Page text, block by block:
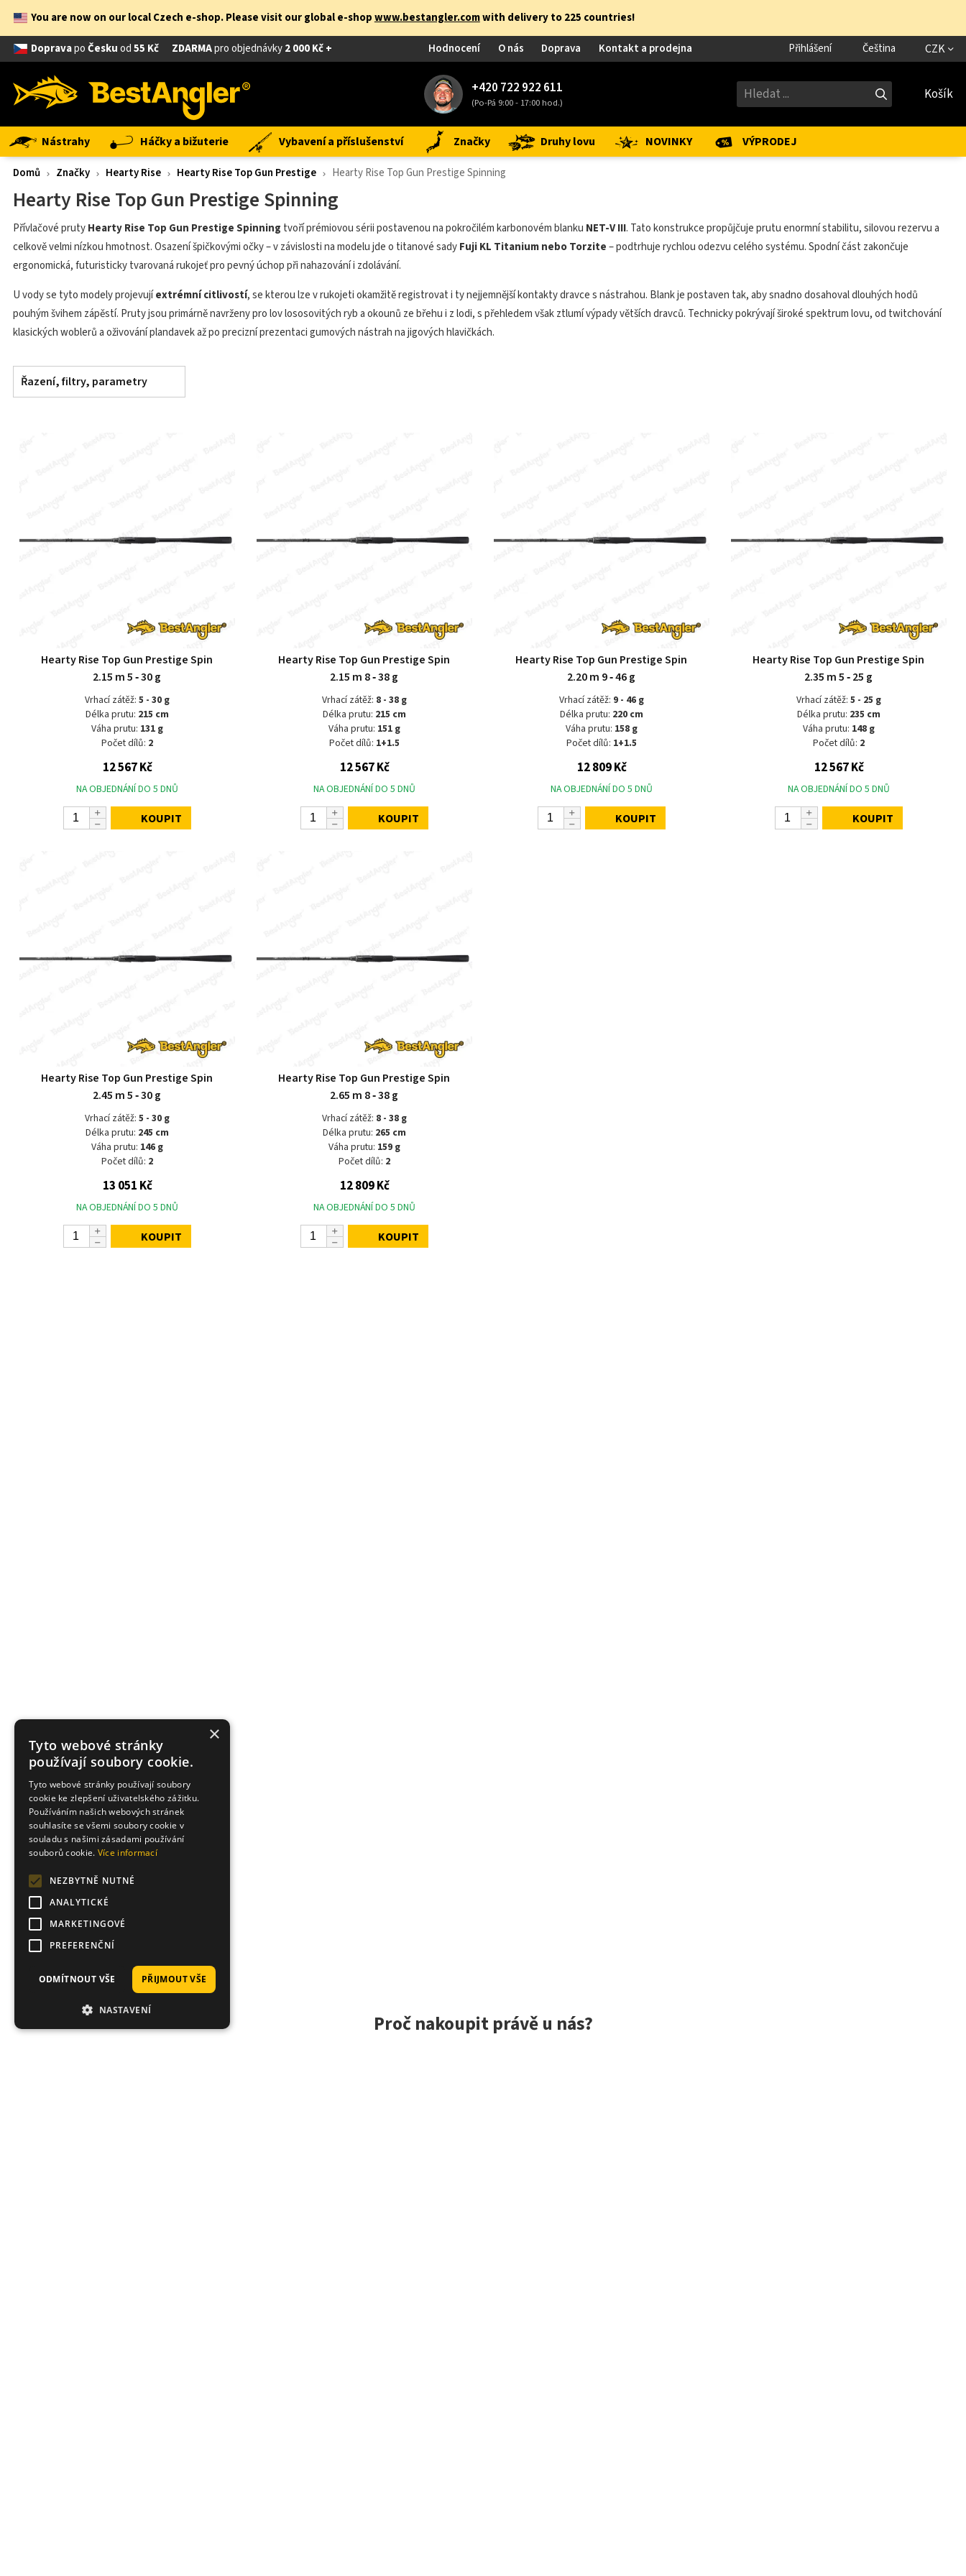
You are now on our local Czech e-shop. Please visit our global e-shopwww.bestangler.comwith delivery to 225 countries!
DopravapoČeskuod55 Kč ZDARMApro objednávky2 000 Kč + Hodnocení O nás Doprava Kontakt a prodejna Přihlášení Čeština CZK
+420 722 922 611
(Po-Pá 9:00 - 17:00 hod.) Košík
Nástrahy Háčky a bižuterie Vybavení a příslušenství Značky Druhy lovu NOVINKY VÝPRODEJ
Domů Značky Hearty Rise Hearty Rise Top Gun Prestige Hearty Rise Top Gun Prestige Spinning
Hearty Rise Top Gun Prestige Spinning
Přívlačové prutyHearty Rise Top Gun Prestige Spinning tvoří prémiovou sérii postavenou na pokročilém karbonovém blanku NET-V III. Tato konstrukce propůjčuje prutu enormní stabilitu, silovou rezervu a
celkově velmi nízkou hmotnost. Osazení špičkovými očky – v závislosti na modelu jde o titanové sadyFuji KL Titanium nebo Torzite– podtrhuje rychlou odezvu celého systému. Spodní část zakončuje
ergonomická, futuristicky tvarovaná rukojeť pro pevný úchop při nahazování i zdolávání.
U vody se tyto modely projevujíextrémní citlivostí, se kterou lze v rukojeti okamžitě registrovat i ty nejjemnější kontakty dravce s nástrahou. Blank je postaven tak, aby snadno dosahoval dlouhých hodů
pouhým švihem zápěstí. Pruty jsou primárně navrženy pro lov lososovitých ryb a okounů ze břehu i z lodi, s přehledem však ztlumí výpady větších dravců. Technicky pokrývají široké spektrum lovu, od twitchování
klasických woblerů a oživování plandavek až po precizní prezentaci gumových nástrah na jigových hlavičkách.
Řazení, filtry, parametry
Hearty Rise Top Gun Prestige Spin
2.15 m 5 ‑ 30 g
Vrhací zátěž: 5 - 30 g
Délka prutu: 215 cm
Váha prutu: 131 g
Počet dílů: 2
12 567 Kč
NA OBJEDNÁNÍ DO 5 DNŮ
KOUPIT
Hearty Rise Top Gun Prestige Spin
2.15 m 8 ‑ 38 g
Vrhací zátěž: 8 - 38 g
Délka prutu: 215 cm
Váha prutu: 151 g
Počet dílů: 1+1.5
12 567 Kč
NA OBJEDNÁNÍ DO 5 DNŮ
KOUPIT
Hearty Rise Top Gun Prestige Spin
2.20 m 9 ‑ 46 g
Vrhací zátěž: 9 - 46 g
Délka prutu: 220 cm
Váha prutu: 158 g
Počet dílů: 1+1.5
12 809 Kč
NA OBJEDNÁNÍ DO 5 DNŮ
KOUPIT
Hearty Rise Top Gun Prestige Spin
2.35 m 5 ‑ 25 g
Vrhací zátěž: 5 - 25 g
Délka prutu: 235 cm
Váha prutu: 148 g
Počet dílů: 2
12 567 Kč
NA OBJEDNÁNÍ DO 5 DNŮ
KOUPIT
Hearty Rise Top Gun Prestige Spin
2.45 m 5 ‑ 30 g
Vrhací zátěž: 5 - 30 g
Délka prutu: 245 cm
Váha prutu: 146 g
Počet dílů: 2
13 051 Kč
NA OBJEDNÁNÍ DO 5 DNŮ
KOUPIT
Hearty Rise Top Gun Prestige Spin
2.65 m 8 ‑ 38 g
Vrhací zátěž: 8 - 38 g
Délka prutu: 265 cm
Váha prutu: 159 g
Počet dílů: 2
12 809 Kč
NA OBJEDNÁNÍ DO 5 DNŮ
KOUPIT
Proč nakoupit právě u nás?
×
Tyto webové stránky
používají soubory cookie.
Tyto webové stránky používají soubory
cookie ke zlepšení uživatelského zážitku.
Používáním našich webových stránek
souhlasíte se všemi soubory cookie v
souladu s našimi zásadami používání
souborů cookie. Více informací
NEZBYTNĚ NUTNÉ
ANALYTICKÉ
MARKETINGOVÉ
PREFERENČNÍ
PŘIJMOUT VŠE
ODMÍTNOUT VŠE
NASTAVENÍ